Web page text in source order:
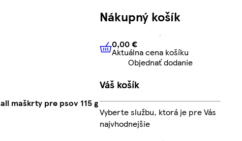
maškrty pre psov 115 g
Nákupný košík
0,00 € Aktuálna cena košíku
0,00 €
Aktuálna cena košíku
Objednať dodanie
Váš košík
Vyberte službu, ktorá je pre Vás
najvhodnejšie